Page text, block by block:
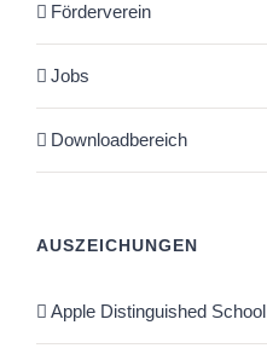
Förderverein
Jobs
Downloadbereich
AUSZEICHUNGEN
Apple Distinguished School